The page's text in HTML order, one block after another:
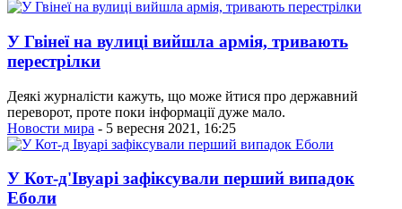
У Гвінеї на вулиці вийшла армія, тривають
перестрілки
Деякі журналісти кажуть, що може йтися про державний
переворот, проте поки інформації дуже мало.
Новости мира - 5 вересня 2021, 16:25
У Кот-д'Івуарі зафіксували перший випадок
Еболи